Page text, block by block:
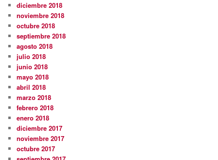
diciembre 2018
noviembre 2018
octubre 2018
septiembre 2018
agosto 2018
julio 2018
junio 2018
mayo 2018
abril 2018
marzo 2018
febrero 2018
enero 2018
diciembre 2017
noviembre 2017
octubre 2017